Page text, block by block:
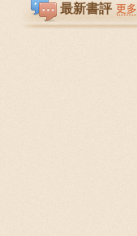
最新書評 更多